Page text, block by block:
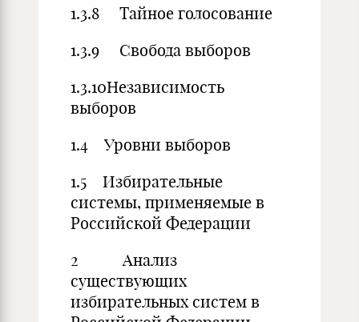
1.3.8 Тайное голосование
1.3.9 Свобода выборов
1.3.10Независимость
выборов
1.4 Уровни выборов
1.5 Избирательные
системы, применяемые в
Российской Федерации
2 Анализ
существующих
избирательных систем в